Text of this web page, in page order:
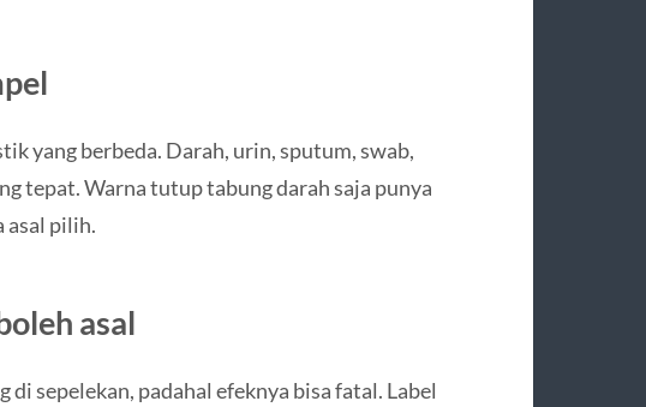
yang berbeda. Darah, urin, sputum, swab,
tepat. Warna tutup tabung darah saja punya
asal pilih.
asal
di sepelekan, padahal efeknya bisa fatal. Label